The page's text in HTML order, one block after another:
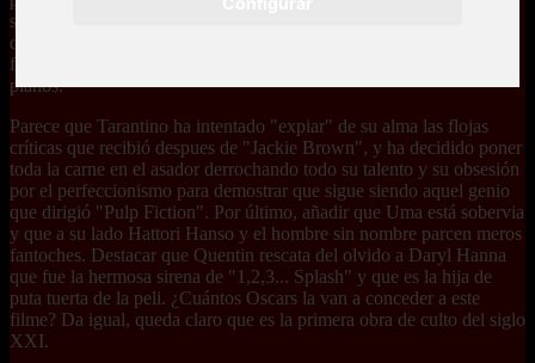
serenidad antes de la tempestad, es decir, justo en el momento antes
del combate final. Como he dicho antes, nada es casualidad en este
filme de Tarantino e intenta rozar la perfección en cada uno de los
planos.
Parece que Tarantino ha intentado "expiar" de su alma las flojas
críticas que recibió despues de "Jackie Brown", y ha decidido poner
toda la carne en el asador derrochando todo su talento y su obsesión
por el perfeccionismo para demostrar que sigue siendo aquel genio
que dirigió "Pulp Fiction". Por último, añadir que Uma está sobervia
y que a su lado Hattori Hanso y el hombre sin nombre parcen meros
fantoches. Destacar que Quentin rescata del olvido a Daryl Hanna
que fue la hermosa sirena de "1,2,3... Splash" y que es la hija de
puta tuerta de la peli. ¿Cuántos Oscars la van a conceder a este
filme? Da igual, queda claro que es la primera obra de culto del siglo
XXI.